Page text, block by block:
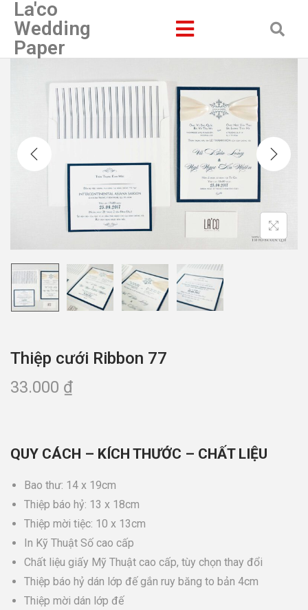
La'co
Wedding
Paper
Thiệp cưới Ribbon 77
33.000 ₫
QUY CÁCH – KÍCH THƯỚC – CHẤT LIỆU
Bao thư: 14 x 19cm
Thiệp báo hỷ: 13 x 18cm
Thiệp mời tiệc: 10 x 13cm
In Kỹ Thuật Số cao cấp
Chất liệu giấy Mỹ Thuật cao cấp, tùy chọn thay đổi
Thiệp báo hỷ dán lớp đế gắn ruy băng to bản 4cm
Thiệp mời dán lớp đế